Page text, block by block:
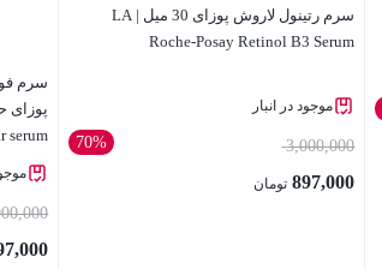
سرم رتینول لاروش پوزای 30 میل | LA
Roche-Posay Retinol B3 Serum
موجود در انبار
70% 3,000,000
897,000 تومان
سرم
serum